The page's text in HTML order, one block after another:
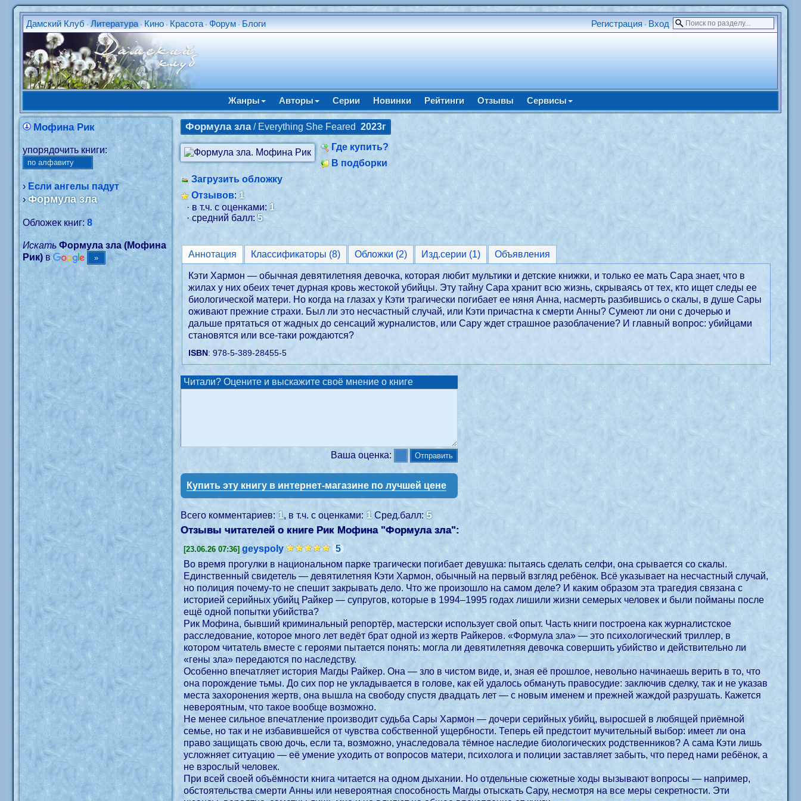
Дамский Клуб •Литература • Кино • Красота •Форум • Блоги Регистрация • Вход
Жанры Авторы Серии Новинки Рейтинги Отзывы Сервисы
Мофина Рик
упорядочить книги:
›Если ангелы падут
›Формула зла
Обложек книг:8
Искать Формула зла (Мофина
Рик) в
Формула зла/ Everything She Feared2023г
Где купить?
В подборки
Загрузить обложку
Отзывов:1
· в т.ч. с оценками:1
· средний балл:5
Аннотация Классификаторы (8) Обложки (2) Изд.серии (1) Объявления
Кэти Хармон — обычная девятилетняя девочка, которая любит мультики и детские книжки, и только ее мать Сара знает, что в
жилах у них обеих течет дурная кровь жестокой убийцы. Эту тайну Сара хранит всю жизнь, скрываясь от тех, кто ищет следы ее
биологической матери. Но когда на глазах у Кэти трагически погибает ее няня Анна, насмерть разбившись о скалы, в душе Сары
оживают прежние страхи. Был ли это несчастный случай, или Кэти причастна к смерти Анны? Сумеют ли они с дочерью и
дальше прятаться от жадных до сенсаций журналистов, или Сару ждет страшное разоблачение? И главный вопрос: убийцами
становятся или все-таки рождаются?
ISBN: 978-5-389-28455-5
Читали? Оцените и выскажите своё мнение о книге
Ваша оценка:
Купить эту книгу в интернет-магазине по лучшей цене
Всего комментариев:1, в т.ч. с оценками:1Сред.балл:5
Отзывы читателей о книге Рик Мофина "Формула зла":
[23.06.26 07:36] geyspoly
5
Во время прогулки в национальном парке трагически погибает девушка: пытаясь сделать селфи, она срывается со скалы.
Единственный свидетель — девятилетняя Кэти Хармон, обычный на первый взгляд ребёнок. Всё указывает на несчастный случай,
но полиция почему-то не спешит закрывать дело. Что же произошло на самом деле? И каким образом эта трагедия связана с
историей серийных убийц Райкер — супругов, которые в 1994–1995 годах лишили жизни семерых человек и были пойманы после
ещё одной попытки убийства?
Рик Мофина, бывший криминальный репортёр, мастерски использует свой опыт. Часть книги построена как журналистское
расследование, которое много лет ведёт брат одной из жертв Райкеров. «Формула зла» — это психологический триллер, в
котором читатель вместе с героями пытается понять: могла ли девятилетняя девочка совершить убийство и действительно ли
«гены зла» передаются по наследству.
Особенно впечатляет история Магды Райкер. Она — зло в чистом виде, и, зная её прошлое, невольно начинаешь верить в то, что
она порождение тьмы. До сих пор не укладывается в голове, как ей удалось обмануть правосудие: заключив сделку, так и не указав
места захоронения жертв, она вышла на свободу спустя двадцать лет — с новым именем и прежней жаждой разрушать. Кажется
невероятным, что такое вообще возможно.
Не менее сильное впечатление производит судьба Сары Хармон — дочери серийных убийц, выросшей в любящей приёмной
семье, но так и не избавившейся от чувства собственной ущербности. Теперь ей предстоит мучительный выбор: имеет ли она
право защищать свою дочь, если та, возможно, унаследовала тёмное наследие биологических родственников? А сама Кэти лишь
усложняет ситуацию — её умение уходить от вопросов матери, психолога и полиции заставляет забыть, что перед нами ребёнок, а
не взрослый человек.
При всей своей объёмности книга читается на одном дыхании. Но отдельные сюжетные ходы вызывают вопросы — например,
обстоятельства смерти Анны или невероятная способность Магды отыскать Сару, несмотря на все меры секретности. Эти